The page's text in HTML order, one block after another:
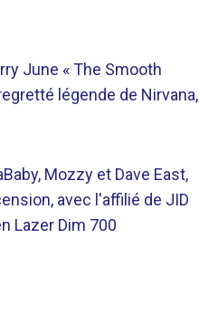
June « The Smooth
légende de Nirvana,
Mozzy et Dave East,
avec l'affilié de JID
Lazer Dim 700